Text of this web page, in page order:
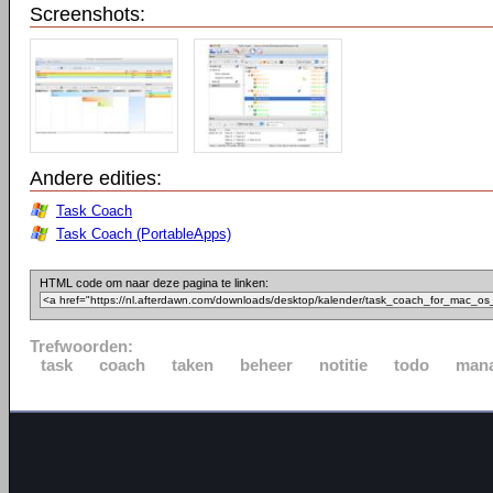
Screenshots:
Andere edities:
Task Coach
Task Coach (PortableApps)
HTML code om naar deze pagina te linken:
Trefwoorden:
task
coach taken beheer notitie todo